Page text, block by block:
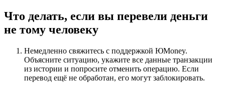
Что делать, если вы перевели деньги
не тому человеку
Немедленно свяжитесь с поддержкой ЮMoney.
Объясните ситуацию, укажите все данные транзакции
из истории и попросите отменить операцию. Если
перевод ещё не обработан, его могут заблокировать.